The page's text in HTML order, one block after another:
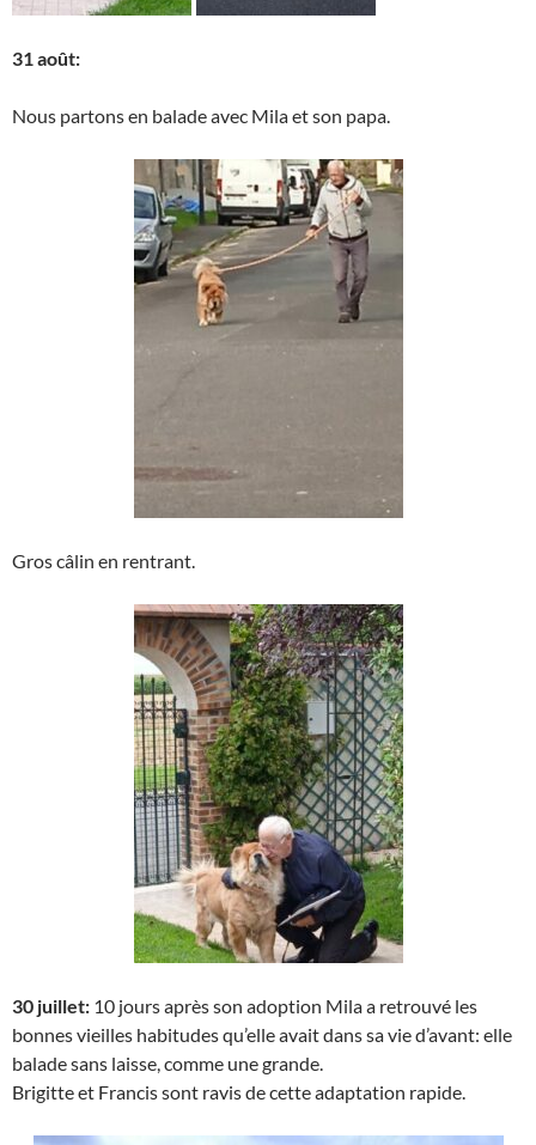
31 août:
Nous partons en balade avec Mila et son papa.
Gros câlin en rentrant.
30 juillet: 10 jours après son adoption Mila a retrouvé les
bonnes vieilles habitudes qu’elle avait dans sa vie d’avant: elle
balade sans laisse, comme une grande.
Brigitte et Francis sont ravis de cette adaptation rapide.